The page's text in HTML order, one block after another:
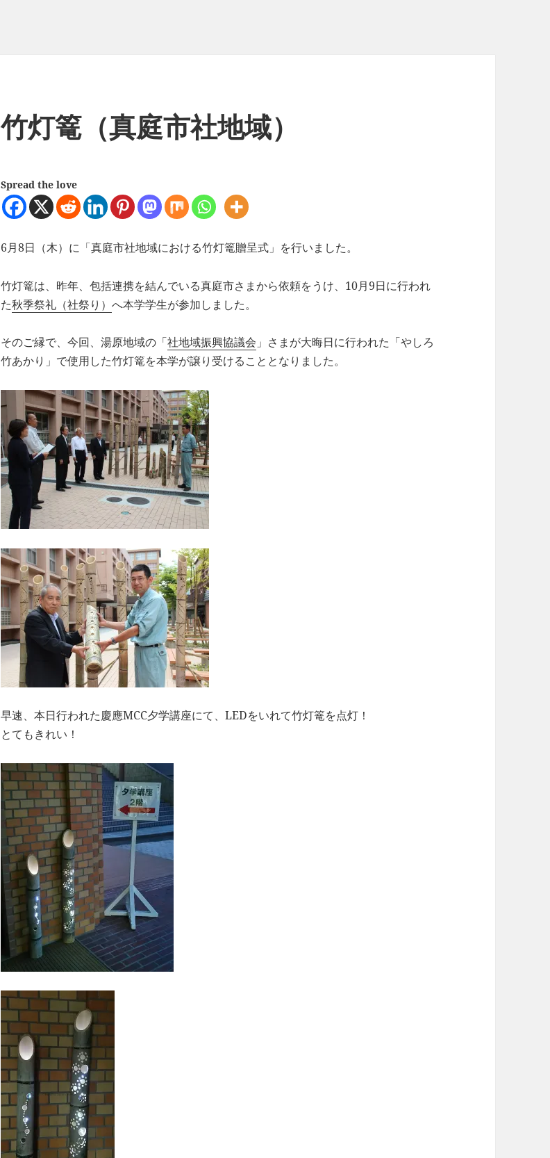
竹灯篭（真庭市社地域）
Spread the love
6月8日（木）に「真庭市社地域における竹灯篭贈呈式」を行いました。
竹灯篭は、昨年、包括連携を結んでいる真庭市さまから依頼をうけ、10月9日に行われ
た秋季祭礼（社祭り）へ本学学生が参加しました。
そのご縁で、今回、湯原地域の「社地域振興協議会 」さまが大晦日に行われた「やしろ
竹あかり」で使用した竹灯篭を本学が譲り受けることとなりました。
早速、本日行われた慶應MCC夕学講座にて、LEDをいれて竹灯篭を点灯！
とてもきれい！